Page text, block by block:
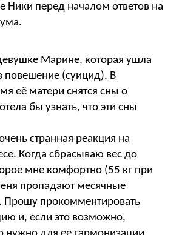
Ники перед началом ответов на
Марине, которая ушла
повешение (суицид). В
её матери снятся сны о
бы узнать, что эти сны
странная реакция на
Когда сбрасываю вес до
мне комфортно (55 кг при
пропадают месячные
Прошу прокомментировать
и, если это возможно,